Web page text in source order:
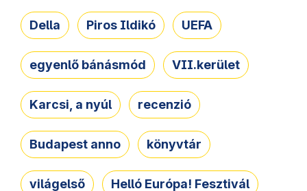
Della Piros Ildikó UEFA
egyenlő bánásmód VII.kerület
Karcsi, a nyúl recenzió
Budapest anno könyvtár
világelső Helló Európa! Fesztivál